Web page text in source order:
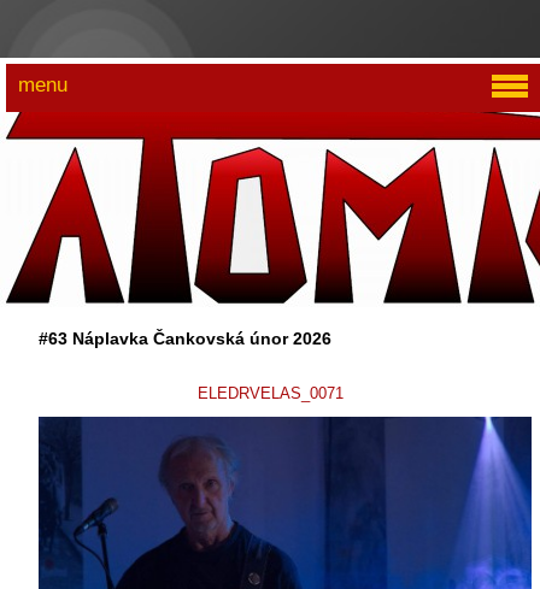
#63 Náplavka Čankovská únor 2026
ELEDRVELAS_0071
menu